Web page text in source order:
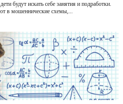
будут искать себе занятия и подработки.
в мошеннические схемы,...